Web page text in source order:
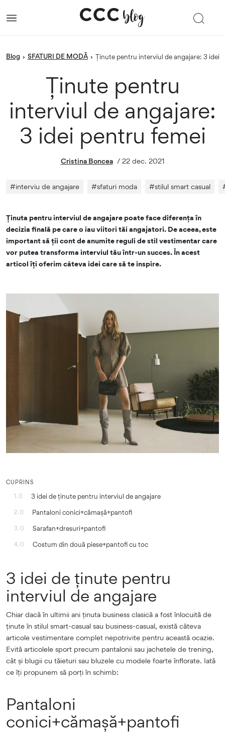
blog › SFATURI DE MODĂ › Ținute pentru interviul de angajare: 3 idei
Ținute pentru
interviul de angajare:
3 idei pentru femei
Cristina Boncea / 22 dec. 2021
#interviu de angajare #sfaturi moda #stilul smart casual
Ținuta pentru interviul de angajare poate face diferența în
decizia finală pe care o iau viitori tăi angajatori. De aceea, este
important să ții cont de anumite reguli de stil vestimentar care
vor putea transforma interviul tău într-un succes. În acest
articol îți oferim câteva idei care să te inspire.
CUPRINS
1.0
3 idei de ținute pentru interviul de angajare
2.0 Pantaloni conici+cămașă+pantofi
3.0 Sarafan+dresuri+pantofi
4.0 Costum din două piese+pantofi cu toc
3 idei de ținute pentru
interviul de angajare
Chiar dacă în ultimii ani ținuta business clasică a fost înlocuită de
ținute în stilul smart-casual sau business-casual, există câteva
articole vestimentare complet nepotrivite pentru această ocazie.
Evită articolele sport precum pantalonii sau jachetele de trening,
cât și blugii cu tăieturi sau bluzele cu modele foarte înflorate. Iată
ce îți propunem să porți în schimb:
Pantaloni
conici+cămașă+pantofi